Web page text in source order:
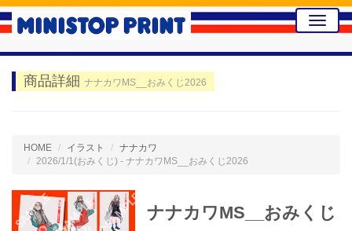
Toggle
商品詳細 ナナカワMS__おみくじ2026
HOME イラスト
ナナカワ
2026/1/1(おみくじ) - ナナカワMS__おみくじ2026
ナナカワMS__おみくじ